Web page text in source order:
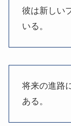
彼は新しい
いる。
将来の進路
ある。